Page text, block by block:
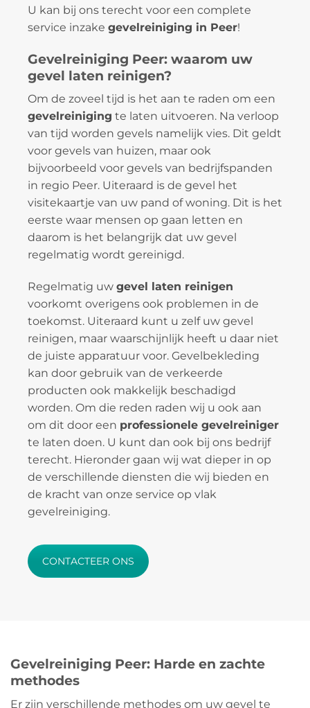
U kan bij ons terecht voor een complete
service inzake gevelreiniging in Peer!
Gevelreiniging Peer: waarom uw
gevel laten reinigen?
Om de zoveel tijd is het aan te raden om een
gevelreiniging te laten uitvoeren. Na verloop
van tijd worden gevels namelijk vies. Dit geldt
voor gevels van huizen, maar ook
bijvoorbeeld voor gevels van bedrijfspanden
in regio Peer. Uiteraard is de gevel het
visitekaartje van uw pand of woning. Dit is het
eerste waar mensen op gaan letten en
daarom is het belangrijk dat uw gevel
regelmatig wordt gereinigd.
Regelmatig uw gevel laten reinigen
voorkomt overigens ook problemen in de
toekomst. Uiteraard kunt u zelf uw gevel
reinigen, maar waarschijnlijk heeft u daar niet
de juiste apparatuur voor. Gevelbekleding
kan door gebruik van de verkeerde
producten ook makkelijk beschadigd
worden. Om die reden raden wij u ook aan
om dit door een professionele gevelreiniger
te laten doen. U kunt dan ook bij ons bedrijf
terecht. Hieronder gaan wij wat dieper in op
de verschillende diensten die wij bieden en
de kracht van onze service op vlak
gevelreiniging.
CONTACTEER ONS
Gevelreiniging Peer: Harde en zachte
methodes
Er zijn verschillende methodes om uw gevel te